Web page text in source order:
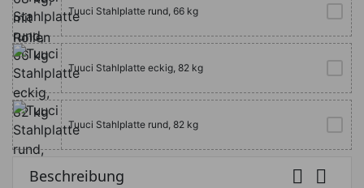
Tuuci Stahlplatte rund, 66 kg
Tuuci Stahlplatte eckig, 82 kg
Tuuci Stahlplatte rund, 82 kg
Beschreibung  